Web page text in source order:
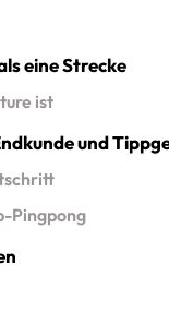
eine Strecke
ist
und
Pingpong